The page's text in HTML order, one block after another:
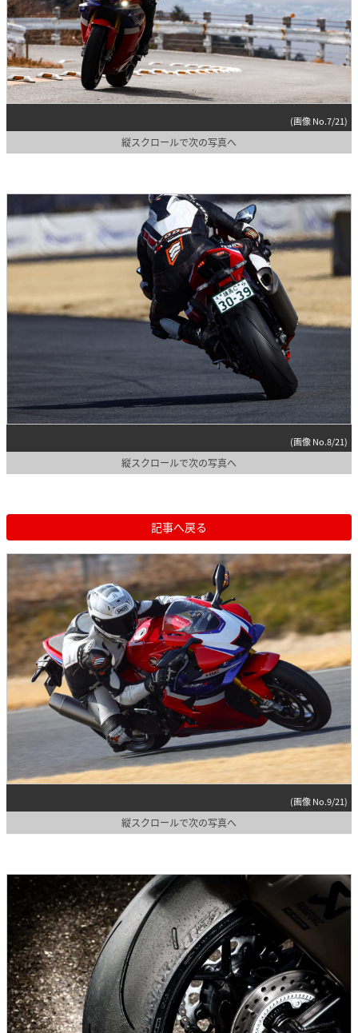
(画像 No.7/21)
縦スクロールで次の写真へ
(画像 No.8/21)
縦スクロールで次の写真へ
記事へ戻る
(画像 No.9/21)
縦スクロールで次の写真へ